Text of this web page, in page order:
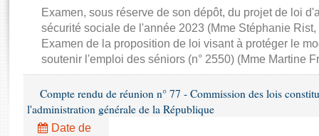
Rapports d'enquête
Rapports sur l'application des lois
Baromètre de l’application des lois
Anciennes législatures
Liens vers les sites publics
Examen, sous réserve de son dépôt, du projet de loi
sécurité sociale de l'année 2023 (Mme Stéphanie
Examen de la proposition de loi visant à protéger le
soutenir l'emploi des séniors (n° 2550) (Mme Martine
Compte rendu de réunion n° 77 - Commission des lois
l'administration générale de la République
Date de